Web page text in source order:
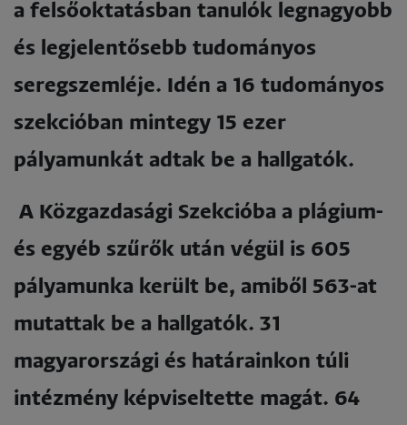
a felsőoktatásban tanulók legnagyobb
és legjelentősebb tudományos
seregszemléje. Idén a 16 tudományos
szekcióban mintegy 15 ezer
pályamunkát adtak be a hallgatók.
A Közgazdasági Szekcióba a plágium-
és egyéb szűrők után végül is 605
pályamunka került be, amiből 563-at
mutattak be a hallgatók. 31
magyarországi és határainkon túli
intézmény képviseltette magát. 64